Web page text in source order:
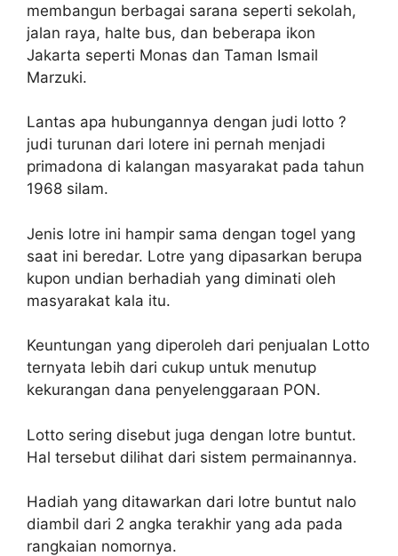
membangun berbagai sarana seperti sekolah,
jalan raya, halte bus, dan beberapa ikon
Jakarta seperti Monas dan Taman Ismail
Marzuki.
Lantas apa hubungannya dengan judi lotto ?
judi turunan dari lotere ini pernah menjadi
primadona di kalangan masyarakat pada tahun
1968 silam.
Jenis lotre ini hampir sama dengan togel yang
saat ini beredar. Lotre yang dipasarkan berupa
kupon undian berhadiah yang diminati oleh
masyarakat kala itu.
Keuntungan yang diperoleh dari penjualan Lotto
ternyata lebih dari cukup untuk menutup
kekurangan dana penyelenggaraan PON.
Lotto sering disebut juga dengan lotre buntut.
Hal tersebut dilihat dari sistem permainannya.
Hadiah yang ditawarkan dari lotre buntut nalo
diambil dari 2 angka terakhir yang ada pada
rangkaian nomornya.